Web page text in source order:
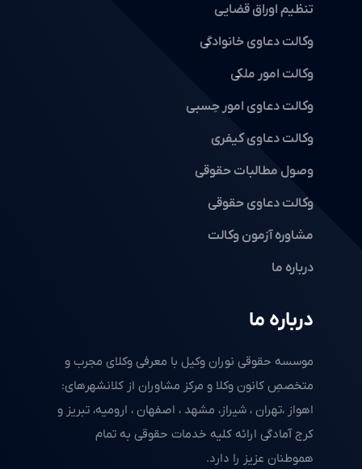
درباره ما
موسسه حقوقی نوران وکیل با معرفی وکلای مجرب و
متخصصِ کانون وکلا و مرکز مشاوران از کلانشهرهای:
اهواز ،تهران ، شیراز، مشهد ، اصفهان ، ارومیه، تبریز و
کرج آمادگی ارائه کلیه خدمات حقوقی به تمام
هموطنان عزیز را دارد.
تنظیم اوراق قضایی
وکالت دعاوی خانوادگی
وکالت امور ملکی
وکالت دعاوی امور حِسبی
وکالت دعاوی کیفری
وصول مطالبات حقوقی
وکالت دعاوی حقوقی
مشاوره آزمون وکالت
درباره ما